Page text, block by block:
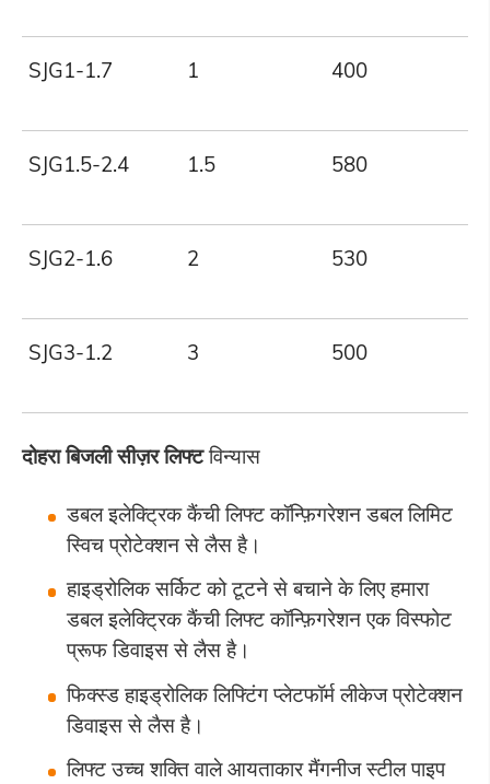
SJG1-1.7 1 400
SJG1.5-2.4 1.5 580
SJG2-1.6 2 530
SJG3-1.2 3 500
दोहराबिजलीसीज़र लिफ्टविन्यास
डबल इलेक्ट्रिक कैंची लिफ्ट कॉन्फ़िगरेशन डबल लिमिट
स्विच प्रोटेक्शन से लैस है।
हाइड्रोलिक सर्किट को टूटने से बचाने के लिए हमारा
डबल इलेक्ट्रिक कैंची लिफ्ट कॉन्फ़िगरेशन एक विस्फोट
प्रूफ डिवाइस से लैस है।
फिक्स्ड हाइड्रोलिक लिफ्टिंग प्लेटफॉर्म लीकेज प्रोटेक्शन
डिवाइस से लैस है।
लिफ्ट उच्च शक्ति वाले आयताकार मैंगनीज स्टील पाइप